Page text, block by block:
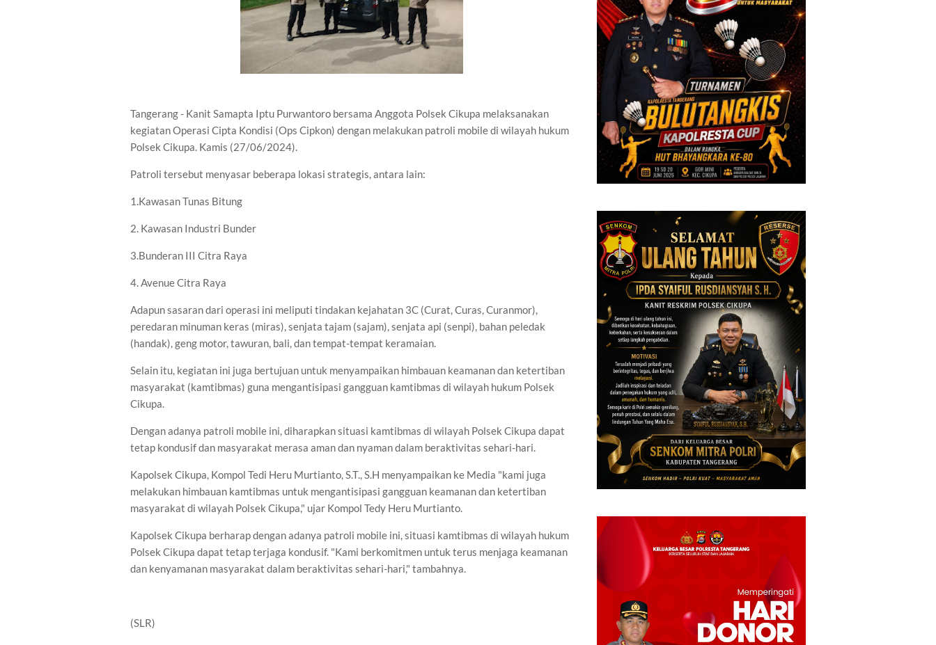
Tangerang - Kanit Samapta Iptu Purwantoro bersama Anggota Polsek Cikupa melaksanakan
kegiatan Operasi Cipta Kondisi (Ops Cipkon) dengan melakukan patroli mobile di wilayah hukum
Polsek Cikupa. Kamis (27/06/2024).
Patroli tersebut menyasar beberapa lokasi strategis, antara lain:
1.Kawasan Tunas Bitung
2. Kawasan Industri Bunder
3.Bunderan III Citra Raya
4. Avenue Citra Raya
Adapun sasaran dari operasi ini meliputi tindakan kejahatan 3C (Curat, Curas, Curanmor),
peredaran minuman keras (miras), senjata tajam (sajam), senjata api (senpi), bahan peledak
(handak), geng motor, tawuran, bali, dan tempat-tempat keramaian.
Selain itu, kegiatan ini juga bertujuan untuk menyampaikan himbauan keamanan dan ketertiban
masyarakat (kamtibmas) guna mengantisipasi gangguan kamtibmas di wilayah hukum Polsek
Cikupa.
Dengan adanya patroli mobile ini, diharapkan situasi kamtibmas di wilayah Polsek Cikupa dapat
tetap kondusif dan masyarakat merasa aman dan nyaman dalam beraktivitas sehari-hari.
Kapolsek Cikupa, Kompol Tedi Heru Murtianto, S.T., S.H menyampaikan ke Media "kami juga
melakukan himbauan kamtibmas untuk mengantisipasi gangguan keamanan dan ketertiban
masyarakat di wilayah Polsek Cikupa," ujar Kompol Tedy Heru Murtianto.
Kapolsek Cikupa berharap dengan adanya patroli mobile ini, situasi kamtibmas di wilayah hukum
Polsek Cikupa dapat tetap terjaga kondusif. "Kami berkomitmen untuk terus menjaga keamanan
dan kenyamanan masyarakat dalam beraktivitas sehari-hari," tambahnya.
(SLR)